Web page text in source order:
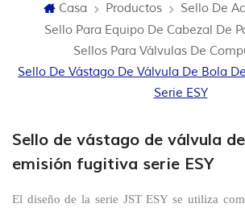
Casa Productos
Sello De
Sello Para Equipo De Cabezal De
Sellos Para Válvulas De
Sello De Vástago De Válvula De Bola
Serie ESY
Sello de vástago de válvula
emisión fugitiva serie ESY
El diseño de la serie JST ESY se utiliza